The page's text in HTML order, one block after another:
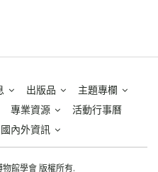
出版品
主題專欄
專業資源
活動行事曆
國內外資訊
館學會 版權所有.